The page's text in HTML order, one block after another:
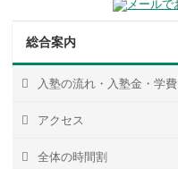
総合案内
入塾の流れ・入塾金・学費
アクセス
全体の時間割